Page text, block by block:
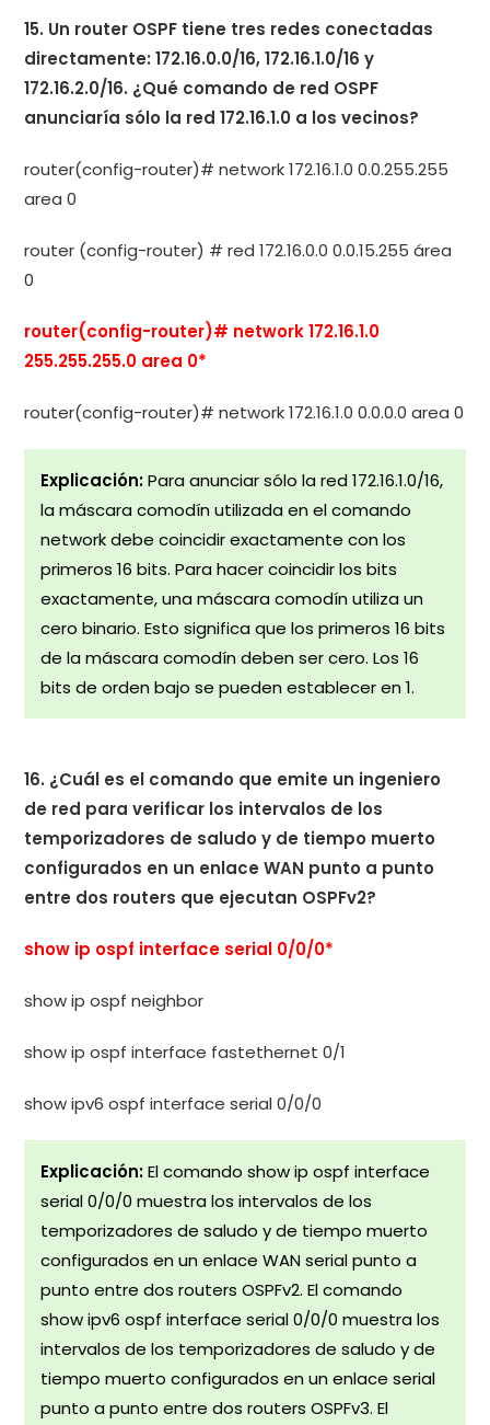
15. Un router OSPF tiene tres redes conectadas
directamente: 172.16.0.0/16, 172.16.1.0/16 y
172.16.2.0/16. ¿Qué comando de red OSPF
anunciaría sólo la red 172.16.1.0 a los vecinos?
router(config-router)# network 172.16.1.0 0.0.255.255
area 0
router (config-router) # red 172.16.0.0 0.0.15.255 área
0
router(config-router)# network 172.16.1.0
255.255.255.0 area 0*
router(config-router)# network 172.16.1.0 0.0.0.0 area 0
Explicación:Para anunciar sólo la red 172.16.1.0/16,
la máscara comodín utilizada en el comando
network debe coincidir exactamente con los
primeros 16 bits. Para hacer coincidir los bits
exactamente, una máscara comodín utiliza un
cero binario. Esto significa que los primeros 16 bits
de la máscara comodín deben ser cero. Los 16
bits de orden bajo se pueden establecer en 1.
16. ¿Cuál es el comando que emite un ingeniero
de red para verificar los intervalos de los
temporizadores de saludo y de tiempo muerto
configurados en un enlace WAN punto a punto
entre dos routers que ejecutan OSPFv2?
show ip ospf interface serial 0/0/0*
show ip ospf neighbor
show ip ospf interface fastethernet 0/1
show ipv6 ospf interface serial 0/0/0
Explicación:El comando show ip ospf interface
serial 0/0/0 muestra los intervalos de los
temporizadores de saludo y de tiempo muerto
configurados en un enlace WAN serial punto a
punto entre dos routers OSPFv2. El comando
show ipv6 ospf interface serial 0/0/0 muestra los
intervalos de los temporizadores de saludo y de
tiempo muerto configurados en un enlace serial
punto a punto entre dos routers OSPFv3. El